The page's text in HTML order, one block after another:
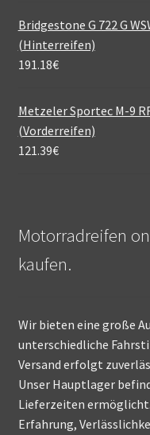
Bridgestone G 722 G
(Hinterreifen)
191.18€
Metzeler Sportec M-9
(Vorderreifen)
121.39€
Motorradreifen
kaufen.
Wir bieten eine große
unterschiedliche
Versand erfolgt
Unser Hauptlager
Lieferzeiten
Erfahrung,